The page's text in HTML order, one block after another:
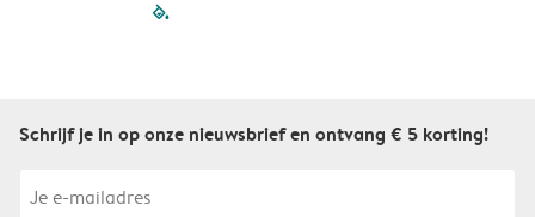
filled-pagination
Schrijf je in op onze nieuwsbrief en ontvang € 5 korting!